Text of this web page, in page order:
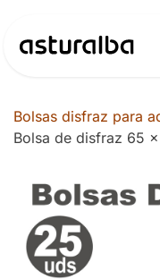
Bolsas disfraz para
Bolsa de disfraz 65